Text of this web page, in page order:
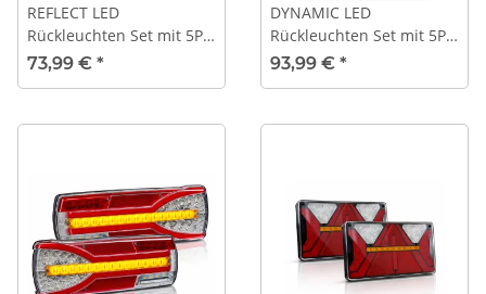
REFLECT LED
Rückleuchten Set mit 5P
Bajonett Anschluss LKW
73,99 € *
DYNAMIC LED
Rückleuchten Set mit 5P
Bajonett Anschluss LKW
93,99 € *